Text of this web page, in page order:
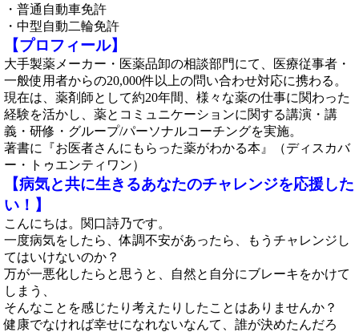
・普通自動車免許
・中型自動二輪免許
【プロフィール】
大手製薬メーカー・医薬品卸の相談部門にて、医療従事者・
一般使用者からの20,000件以上の問い合わせ対応に携わる。
現在は、薬剤師として約20年間、様々な薬の仕事に関わった
経験を活かし、薬とコミュニケーションに関する講演・講
義・研修・グループ/パーソナルコーチングを実施。
著書に『お医者さんにもらった薬がわかる本』（ディスカバ
ー・トゥエンティワン）
【病気と共に生きるあなたのチャレンジを応援した
い！】
こんにちは。関口詩乃です。
一度病気をしたら、体調不安があったら、もうチャレンジし
てはいけないのか？
万が一悪化したらと思うと、自然と自分にブレーキをかけて
しまう、
そんなことを感じたり考えたりしたことはありませんか？
健康でなければ幸せになれないなんて、誰が決めたんだろ